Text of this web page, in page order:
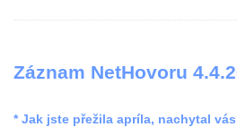
Záznam NetHovoru
* Jak jste přežila apríla, nachytal